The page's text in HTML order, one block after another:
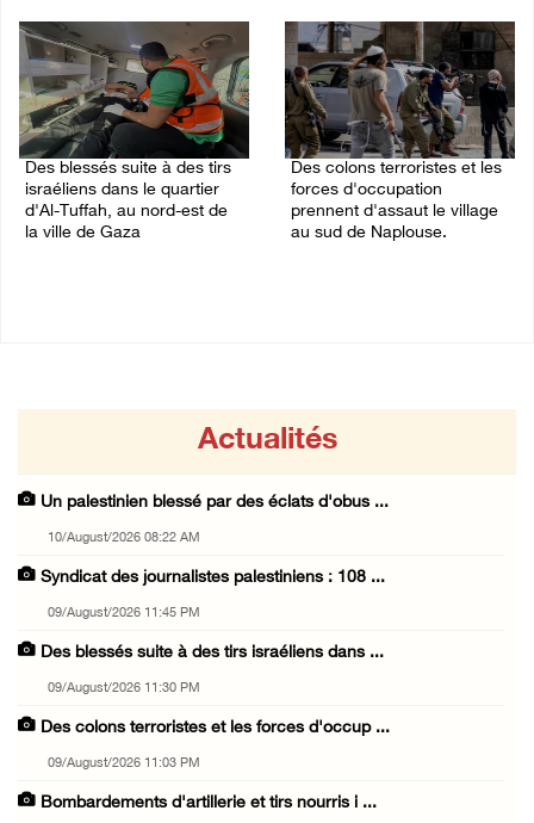
Des blessés suite à des tirs
israéliens dans le quartier
d'Al-Tuffah, au nord-est de
la ville de Gaza
Des colons terroristes et les
forces d'occupation
prennent d'assaut le village
au sud de Naplouse.
Actualités
Un palestinien blessé par des éclats d'obus ...
10/August/2026 08:22 AM
Syndicat des journalistes palestiniens : 108 ...
09/August/2026 11:45 PM
Des blessés suite à des tirs israéliens dans ...
09/August/2026 11:30 PM
Des colons terroristes et les forces d'occup ...
09/August/2026 11:03 PM
Bombardements d'artillerie et tirs nourris i ...